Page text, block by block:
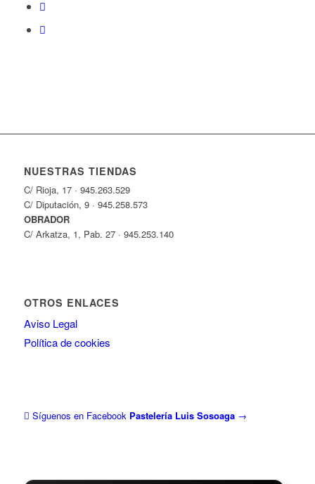
NUESTRAS TIENDAS
C/ Rioja, 17 · 945.263.529
C/ Diputación, 9 · 945.258.573
OBRADOR
C/ Arkatza, 1, Pab. 27 · 945.253.140
OTROS ENLACES
Aviso Legal
Política de cookies
Síguenos en Facebook Pastelería Luis Sosoaga →